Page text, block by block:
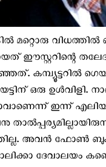
മറ്റൊരു
ഈസ്റ്ററിന്റെ
കമ്പ്യൂട്ടറില്‍
ഒരു
ഇന്ന്
അവന്‍ ഫോണ്‍
ദേവാലയം